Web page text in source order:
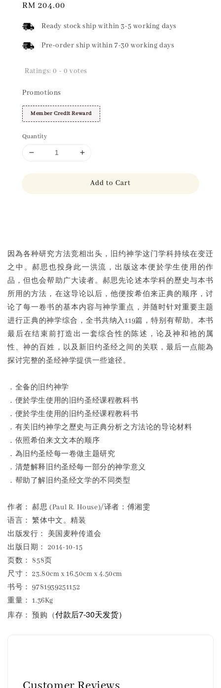
Regular
RM 204.00
Ready stock ship within 3-5 working days
Pre-order ship within 7-30 working days
Ratings:0 - 0 votes
Promotions
Member Credit Reward
Quantity
Add to Cart
因為各种研究方法竞相出头，旧约神学这门学科持续在变迁
之中。郝思也投身此一洪流，出版这本便於学生使用的作
品，但也会帮助广大读者。郝思先论述本学科的歷史与本书
所用的方法，在这导论以后，他便按希伯来正典的顺序，讨
论了每一卷书的基本内容与神学重点，并随时针对重要主题
进行正典的神学综合，全书共纳入119篇，特别有帮助。本书
最后在结束前打造出一套综合性的陈述，论及神和祂的属
性、神的百姓，以及新旧约圣经之间的关联，最后一点能為
探讨完整的圣经神学提供一些途径。
．全备的旧约神学
．便於学生使用的旧约圣经课程教科书
．便於学生使用的旧约圣经课程教科书
．有关旧约神学之歷史与正典分析之方法论的导论材料
．依照希伯来文文本的顺序
．為旧约圣经每一卷做主题研究
．清楚解释旧约圣经每一部分的神学意义
．帮助了解旧约圣经文学的不同类型
作者： 郝思 (Paul R. House)/译者：傅湘雯
语言： 繁体中文。精装
出版发行： 美国麦种传道会
出版日期： 2014-10-15
页数： 858页
尺寸： 23.80cm x 16.50cm x 4.50cm
书号： 9781939251152
重量： 1.36Kg
库存： 预购（付款后7-30天发货）